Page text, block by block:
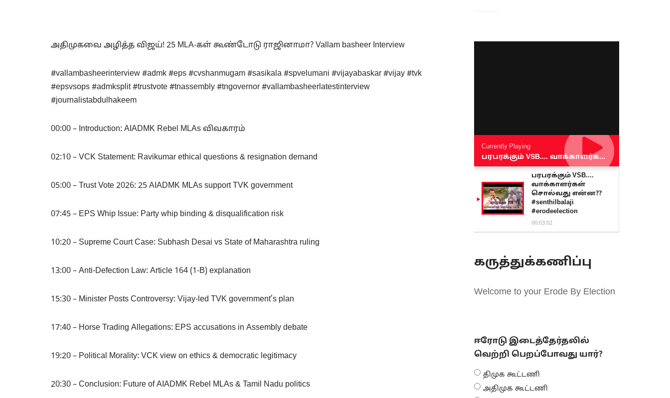
அதிமுகவை அழித்த விஜய்! 25 MLA-கள் கூண்டோடு ராஜினாமா? Vallam basheer Interview
#vallambasheerinterview #admk #eps #cvshanmugam #sasikala #spvelumani #vijayabaskar #vijay #tvk
#epsvsops #admksplit #trustvote #tnassembly #tngovernor #vallambasheerlatestinterview
#journalistabdulhakeem
00:00 – Introduction: AIADMK Rebel MLAs விவகாரம்
02:10 – VCK Statement: Ravikumar ethical questions & resignation demand
05:00 – Trust Vote 2026: 25 AIADMK MLAs support TVK government
07:45 – EPS Whip Issue: Party whip binding & disqualification risk
10:20 – Supreme Court Case: Subhash Desai vs State of Maharashtra ruling
13:00 – Anti-Defection Law: Article 164 (1-B) explanation
15:30 – Minister Posts Controversy: Vijay-led TVK government’s plan
17:40 – Horse Trading Allegations: EPS accusations in Assembly debate
19:20 – Political Morality: VCK view on ethics & democratic legitimacy
20:30 – Conclusion: Future of AIADMK Rebel MLAs & Tamil Nadu politics
Currently Playing
பரபரக்கும் VSB.... வாக்காளர்கள் சொல்வது என்ன?? #senthilbalaji #erodeelection
பரபரக்கும் VSB....
வாக்காளர்கள்
சொல்வது என்ன??
#senthilbalaji
#erodeelection
00:03:02
கருத்துக்கணிப்பு
Welcome to your Erode By Election
ஈரோடு இடைத்தேர்தலில்
வெற்றி பெறப்போவது யார்?
திமுக கூட்டணி
அதிமுக கூட்டணி